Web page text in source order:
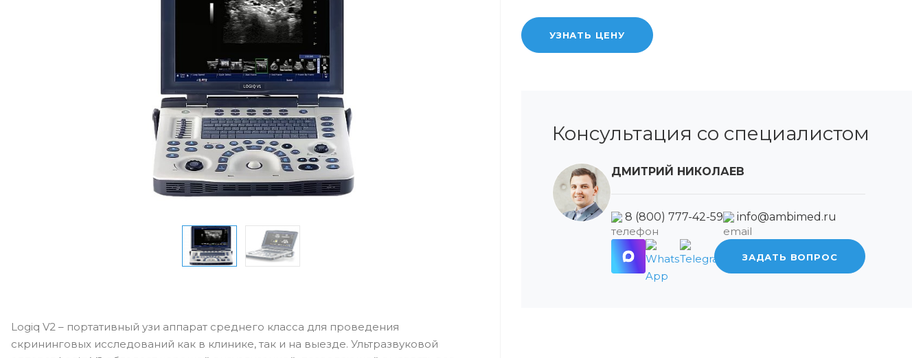
УЗНАТЬ ЦЕНУ
Консультация со специалистом
ДМИТРИЙ НИКОЛАЕВ
8 (800) 777-42-59 info@ambimed.ru
ЗАДАТЬ ВОПРОС
Logiq V2 – портативный узи аппарат среднего класса для проведения
скрининговых исследований как в клинике, так и на выезде. Ультразвуковой